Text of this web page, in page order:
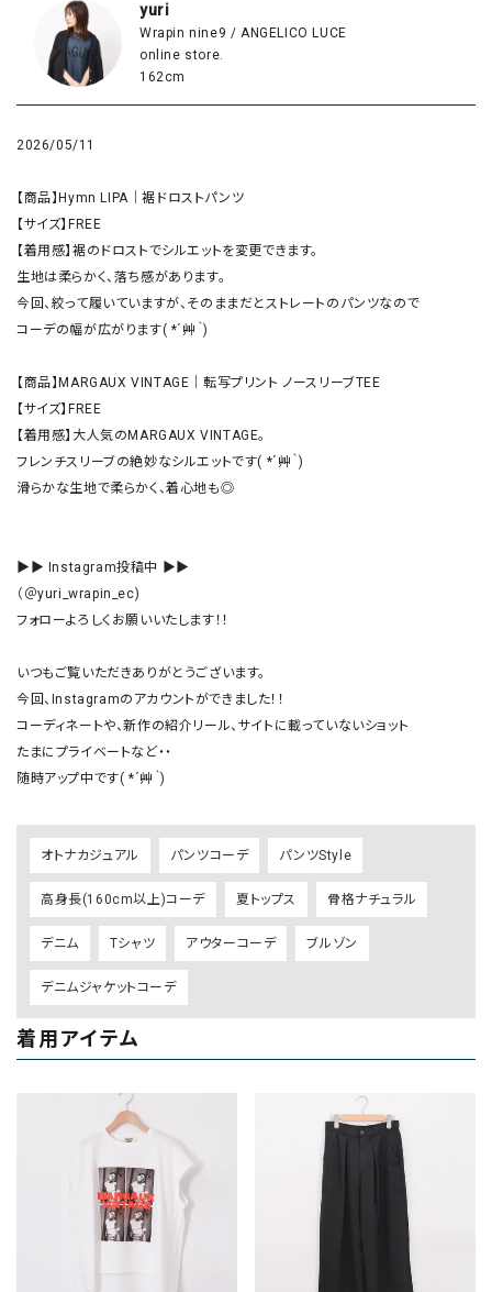
yuri
Wrapin nine9 / ANGELICO LUCE
online store.
162cm
2026/05/11
【商品】Hymn LIPA｜裾ドロストパンツ
【サイズ】FREE
【着用感】裾のドロストでシルエットを変更できます。
生地は柔らかく、落ち感があります。
今回、絞って履いていますが、そのままだとストレートのパンツなので
コーデの幅が広がります( *´艸｀)
【商品】MARGAUX VINTAGE｜転写プリント ノースリーブTEE
【サイズ】FREE
【着用感】大人気のMARGAUX VINTAGE。
フレンチスリーブの絶妙なシルエットです( *´艸｀)
滑らかな生地で柔らかく、着心地も◎
▶▶ Instagram投稿中 ▶▶
（＠yuri_wrapin_ec)
フォローよろしくお願いいたします！！
いつもご覧いただきありがとうございます。
今回、Instagramのアカウントができました！！
コーディネートや、新作の紹介リール、サイトに載っていないショット
たまにプライベートなど・・
随時アップ中です( *´艸｀)
オトナカジュアル パンツコーデ パンツStyle
高身長(160cm以上)コーデ 夏トップス 骨格ナチュラル
デニム Tシャツ アウターコーデ ブルゾン
デニムジャケットコーデ
着用アイテム